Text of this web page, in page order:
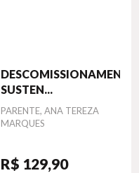
DESCOMISSIONAMENTO
SUSTEN...
Autor
PARENTE, ANA TEREZA
MARQUES
R$ 129,90